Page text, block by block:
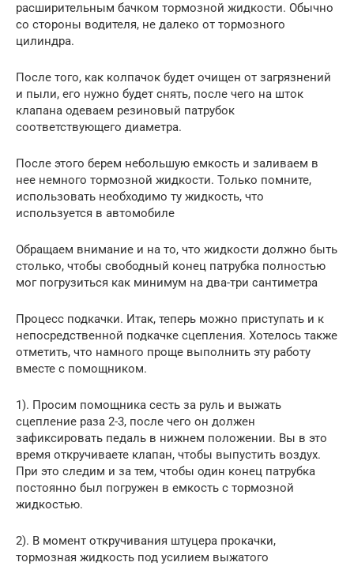
расширительным бачком тормозной жидкости. Обычно
со стороны водителя, не далеко от тормозного
цилиндра.
После того, как колпачок будет очищен от загрязнений
и пыли, его нужно будет снять, после чего на шток
клапана одеваем резиновый патрубок
соответствующего диаметра.
После этого берем небольшую емкость и заливаем в
нее немного тормозной жидкости. Только помните,
использовать необходимо ту жидкость, что
используется в автомобиле
Обращаем внимание и на то, что жидкости должно быть
столько, чтобы свободный конец патрубка полностью
мог погрузиться как минимум на два-три сантиметра
Процесс подкачки. Итак, теперь можно приступать и к
непосредственной подкачке сцепления. Хотелось также
отметить, что намного проще выполнить эту работу
вместе с помощником.
1). Просим помощника сесть за руль и выжать
сцепление раза 2-3, после чего он должен
зафиксировать педаль в нижнем положении. Вы в это
время откручиваете клапан, чтобы выпустить воздух.
При это следим и за тем, чтобы один конец патрубка
постоянно был погружен в емкость с тормозной
жидкостью.
2). В момент откручивания штуцера прокачки,
тормозная жидкость под усилием выжатого